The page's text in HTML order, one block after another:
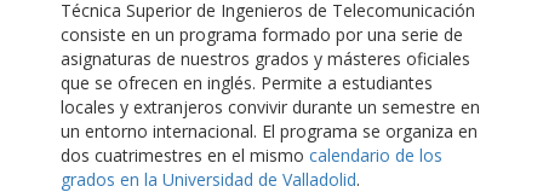
Técnica Superior de Ingenieros de Telecomunicación
consiste en un programa formado por una serie de
asignaturas de nuestros grados y másteres oficiales
que se ofrecen en inglés. Permite a estudiantes
locales y extranjeros convivir durante un semestre en
un entorno internacional. El programa se organiza en
dos cuatrimestres en el mismo calendario de los
grados en la Universidad de Valladolid.